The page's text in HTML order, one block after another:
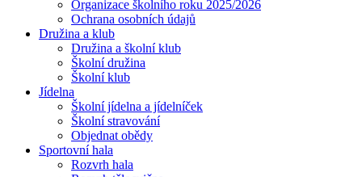
Organizace školního roku 2025/2026
Ochrana osobních údajů
Družina a klub
Družina a školní klub
Školní družina
Školní klub
Jídelna
Školní jídelna a jídelníček
Školní stravování
Objednat obědy
Sportovní hala
Rozvrh hala